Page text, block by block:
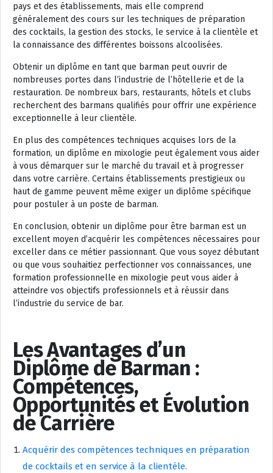
pays et des établissements, mais elle comprend
généralement des cours sur les techniques de préparation
des cocktails, la gestion des stocks, le service à la clientèle et
la connaissance des différentes boissons alcoolisées.
Obtenir un diplôme en tant que barman peut ouvrir de
nombreuses portes dans l’industrie de l’hôtellerie et de la
restauration. De nombreux bars, restaurants, hôtels et clubs
recherchent des barmans qualifiés pour offrir une expérience
exceptionnelle à leur clientèle.
En plus des compétences techniques acquises lors de la
formation, un diplôme en mixologie peut également vous aider
à vous démarquer sur le marché du travail et à progresser
dans votre carrière. Certains établissements prestigieux ou
haut de gamme peuvent même exiger un diplôme spécifique
pour postuler à un poste de barman.
En conclusion, obtenir un diplôme pour être barman est un
excellent moyen d’acquérir les compétences nécessaires pour
exceller dans ce métier passionnant. Que vous soyez débutant
ou que vous souhaitiez perfectionner vos connaissances, une
formation professionnelle en mixologie peut vous aider à
atteindre vos objectifs professionnels et à réussir dans
l’industrie du service de bar.
Les Avantages d’un
Diplôme de Barman :
Compétences,
Opportunités et Évolution
de Carrière
Acquérir des compétences techniques en préparation
de cocktails et en service à la clientèle.